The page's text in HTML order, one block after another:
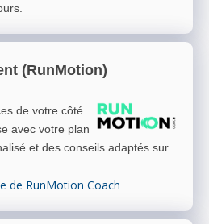
(RunMotion)
de votre côté
avec votre plan
et des conseils adaptés sur
de RunMotion Coach